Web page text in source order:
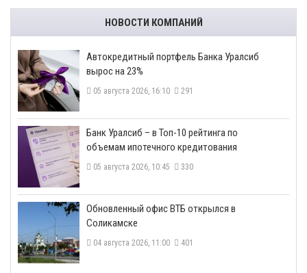
НОВОСТИ КОМПАНИЙ
​Автокредитный портфель Банка Уралсиб
вырос на 23%
05 августа 2026, 16:10 291
​Банк Уралсиб – в Топ-10 рейтинга по
объемам ипотечного кредитования
05 августа 2026, 10:45 330
​Обновленный офис ВТБ открылся в
Соликамске
04 августа 2026, 11:00 401